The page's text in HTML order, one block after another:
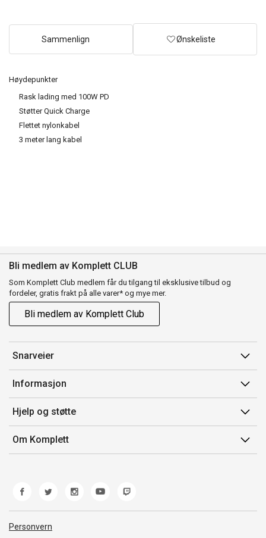
Høydepunkter
Rask lading med 100W PD
Støtter Quick Charge
Flettet nylonkabel
3 meter lang kabel
Sammenlign Ønskeliste
Bli medlem av Komplett CLUB
Som Komplett Club medlem får du tilgang til eksklusive tilbud og
fordeler, gratis frakt på alle varer* og mye mer.
Bli medlem av Komplett Club
Snarveier
Min side
Ordreoversikt
Flex
Komplett Club
Informasjon
Salgsbetingelser
Medlemsvilkår for Komplett Club
Merker/produsent
Hjelp og støtte
Kontakt oss
Kundeservice
Retur
Reklamasjon og garanti
Frakt og levering
Om Komplett
Personvern